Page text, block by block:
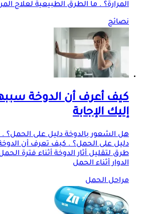
المرارة؟ . ما الطرق الطبيعية لعلاج
نصائح
كيف أعرف أن الدوخة
إليك الإجابة
هل الشعور بالدوخة دليل على الحمل؟ .
دليل على الحمل؟ . كيف تعرف أن
طرق لتقليل أثار الدوخة أثناء فترة
الدوار أثناء الحمل
مراحل الحمل